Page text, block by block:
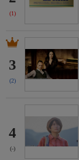
(1)
3
(2)
4
(-)